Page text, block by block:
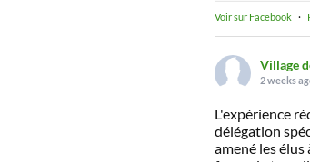
Voir sur Facebook ·
Village
2 weeks
L'expérience
délégation
amené les